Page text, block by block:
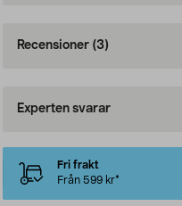
Recensioner (3)
Experten svarar
Fri frakt
Från 599 kr*